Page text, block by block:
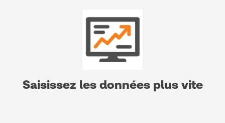
Saisissez les données plus vite